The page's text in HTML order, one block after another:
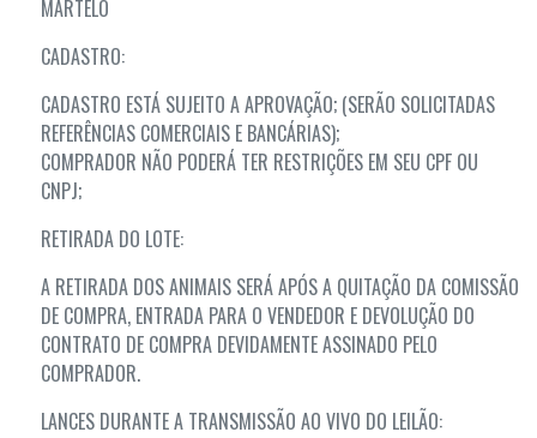
MARTELO
CADASTRO:
CADASTRO ESTÁ SUJEITO A APROVAÇÃO; (SERÃO SOLICITADAS
REFERÊNCIAS COMERCIAIS E BANCÁRIAS);
COMPRADOR NÃO PODERÁ TER RESTRIÇÕES EM SEU CPF OU
CNPJ;
RETIRADA DO LOTE:
A RETIRADA DOS ANIMAIS SERÁ APÓS A QUITAÇÃO DA COMISSÃO
DE COMPRA, ENTRADA PARA O VENDEDOR E DEVOLUÇÃO DO
CONTRATO DE COMPRA DEVIDAMENTE ASSINADO PELO
COMPRADOR.
LANCES DURANTE A TRANSMISSÃO AO VIVO DO LEILÃO: